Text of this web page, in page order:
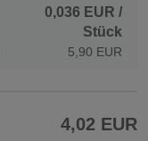
0,036 EUR /
Stück
5,90 EUR
4,02 EUR